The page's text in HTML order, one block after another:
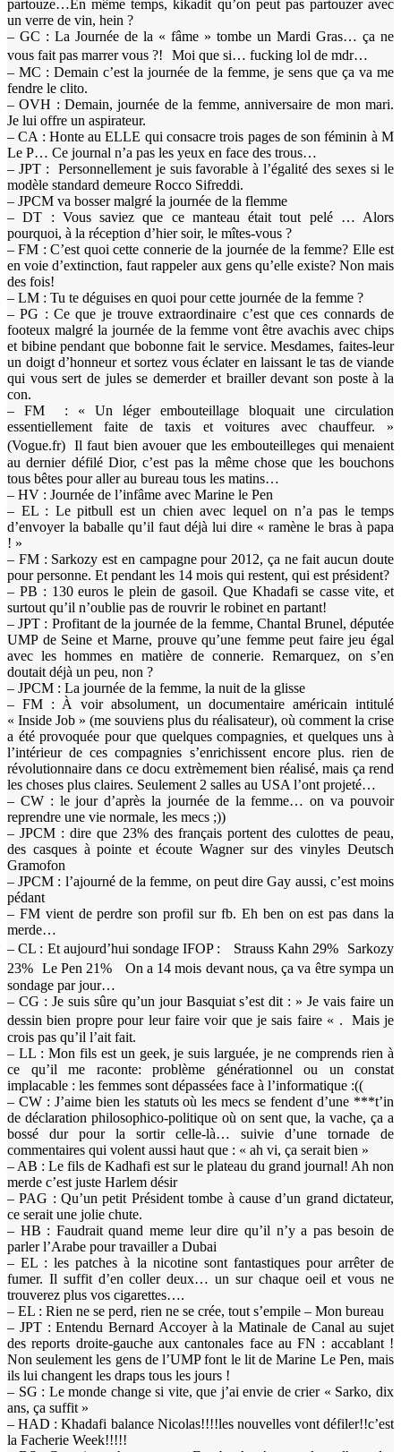
partouze…En même temps, kikadit qu’on peut pas partouzer avec
un verre de vin, hein ?
– GC : La Journée de la « fâme » tombe un Mardi Gras… ça ne
vous fait pas marrer vous ?! Moi que si… fucking lol de mdr…
– MC : Demain c’est la journée de la femme, je sens que ça va me
fendre le clito.
– OVH : Demain, journée de la femme, anniversaire de mon mari.
Je lui offre un aspirateur.
– CA : Honte au ELLE qui consacre trois pages de son féminin à M
Le P… Ce journal n’a pas les yeux en face des trous…
– JPT : Personnellement je suis favorable à l’égalité des sexes si le
modèle standard demeure Rocco Sifreddi.
– JPCM va bosser malgré la journée de la flemme
– DT : Vous saviez que ce manteau était tout pelé … Alors
pourquoi, à la réception d’hier soir, le mîtes-vous ?
– FM : C’est quoi cette connerie de la journée de la femme? Elle est
en voie d’extinction, faut rappeler aux gens qu’elle existe? Non mais
des fois!
– LM : Tu te déguises en quoi pour cette journée de la femme ?
– PG : Ce que je trouve extraordinaire c’est que ces connards de
footeux malgré la journée de la femme vont être avachis avec chips
et bibine pendant que bobonne fait le service. Mesdames, faites-leur
un doigt d’honneur et sortez vous éclater en laissant le tas de viande
qui vous sert de jules se demerder et brailler devant son poste à la
con.
– FM : « Un léger embouteillage bloquait une circulation
essentiellement faite de taxis et voitures avec chauffeur. »
(Vogue.fr) Il faut bien avouer que les embouteilleges qui menaient
au dernier défilé Dior, c’est pas la même chose que les bouchons
tous bêtes pour aller au bureau tous les matins…
– HV : Journée de l’infâme avec Marine le Pen
– EL : Le pitbull est un chien avec lequel on n’a pas le temps
d’envoyer la baballe qu’il faut déjà lui dire « ramène le bras à papa
! »
– FM : Sarkozy est en campagne pour 2012, ça ne fait aucun doute
pour personne. Et pendant les 14 mois qui restent, qui est président?
– PB : 130 euros le plein de gasoil. Que Khadafi se casse vite, et
surtout qu’il n’oublie pas de rouvrir le robinet en partant!
– JPT : Profitant de la journée de la femme, Chantal Brunel, députée
UMP de Seine et Marne, prouve qu’une femme peut faire jeu égal
avec les hommes en matière de connerie. Remarquez, on s’en
doutait déjà un peu, non ?
– JPCM : La journée de la femme, la nuit de la glisse
– FM : À voir absolument, un documentaire américain intitulé
« Inside Job » (me souviens plus du réalisateur), où comment la crise
a été provoquée pour que quelques compagnies, et quelques uns à
l’intérieur de ces compagnies s’enrichissent encore plus. rien de
révolutionnaire dans ce docu extrèmement bien réalisé, mais ça rend
les choses plus claires. Seulement 2 salles au USA l’ont projeté…
– CW : le jour d’après la journée de la femme… on va pouvoir
reprendre une vie normale, les mecs ;))
– JPCM : dire que 23% des français portent des culottes de peau,
des casques à pointe et écoute Wagner sur des vinyles Deutsch
Gramofon
– JPCM : l’ajourné de la femme, on peut dire Gay aussi, c’est moins
pédant
– FM vient de perdre son profil sur fb. Eh ben on est pas dans la
merde…
– CL : Et aujourd’hui sondage IFOP : Strauss Kahn 29% Sarkozy
23% Le Pen 21% On a 14 mois devant nous, ça va être sympa un
sondage par jour…
– CG : Je suis sûre qu’un jour Basquiat s’est dit : » Je vais faire un
dessin bien propre pour leur faire voir que je sais faire « . Mais je
crois pas qu’il l’ait fait.
– LL : Mon fils est un geek, je suis larguée, je ne comprends rien à
ce qu’il me raconte: problème générationnel ou un constat
implacable : les femmes sont dépassées face à l’informatique :((
– CW : J’aime bien les statuts où les mecs se fendent d’une ***t’in
de déclaration philosophico-politique où on sent que, la vache, ça a
bossé dur pour la sortir celle-là… suivie d’une tornade de
commentaires qui volent aussi haut que : « ah vi, ça serait bien »
– AB : Le fils de Kadhafi est sur le plateau du grand journal! Ah non
merde c’est juste Harlem désir
– PAG : Qu’un petit Président tombe à cause d’un grand dictateur,
ce serait une jolie chute.
– HB : Faudrait quand meme leur dire qu’il n’y a pas besoin de
parler l’Arabe pour travailler a Dubai
– EL : les patches à la nicotine sont fantastiques pour arrêter de
fumer. Il suffit d’en coller deux… un sur chaque oeil et vous ne
trouverez plus vos cigarettes….
– EL : Rien ne se perd, rien ne se crée, tout s’empile – Mon bureau
– JPT : Entendu Bernard Accoyer à la Matinale de Canal au sujet
des reports droite-gauche aux cantonales face au FN : accablant !
Non seulement les gens de l’UMP font le lit de Marine Le Pen, mais
ils lui changent les draps tous les jours !
– SG : Le monde change si vite, que j’ai envie de crier « Sarko, dix
ans, ça suffit »
– HAD : Khadafi balance Nicolas!!!!les nouvelles vont défiler!!c’est
la Facherie Week!!!!!